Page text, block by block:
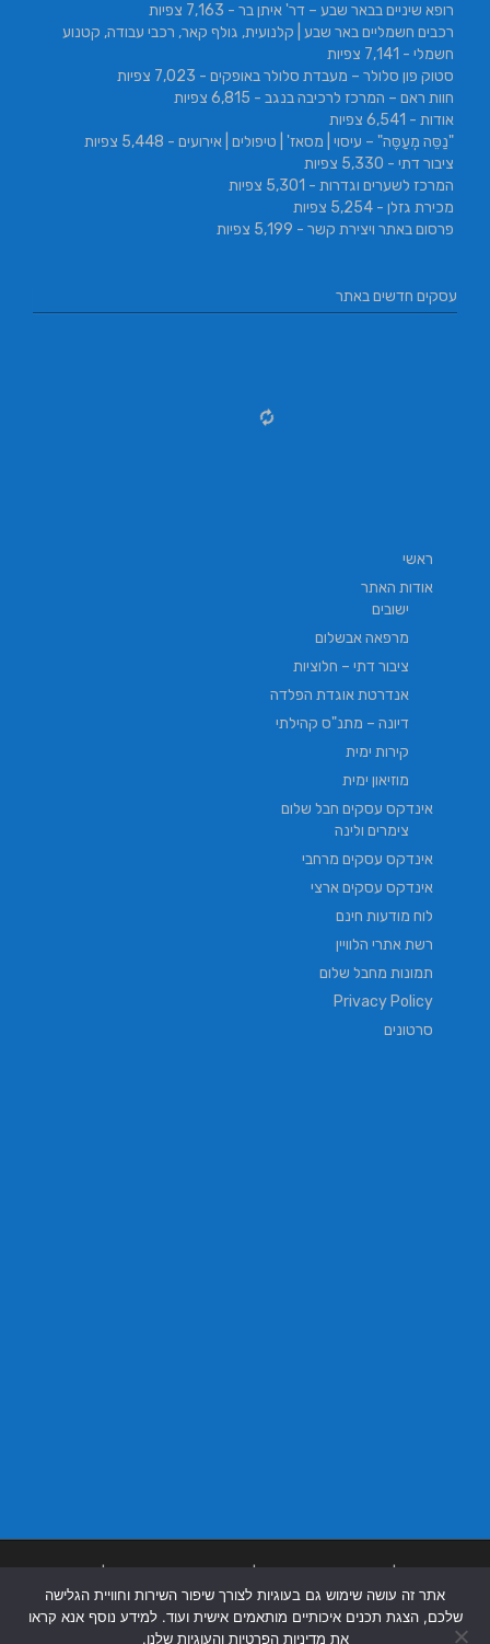
רופא שיניים בבאר שבע – דר' איתן בר - 7,163 צפיות
רכבים חשמליים באר שבע | קלנועית, גולף קאר, רכבי עבודה, קטנוע
חשמלי - 7,141 צפיות
סטוק פון סלולר – מעבדת סלולר באופקים - 7,023 צפיות
חוות ראם – המרכז לרכיבה בנגב - 6,815 צפיות
אודות - 6,541 צפיות
"נַסֵּה מְעַסֶּה" – עיסוי | מסאז' | טיפולים | אירועים - 5,448 צפיות
ציבור דתי - 5,330 צפיות
המרכז לשערים וגדרות - 5,301 צפיות
מכירת גזלן - 5,254 צפיות
פרסום באתר ויצירת קשר - 5,199 צפיות
עסקים חדשים באתר
ראשי
אודות האתר
ישובים
מרפאה אבשלום
ציבור דתי – חלוציות
אנדרטת אוגדת הפלדה
דיונה – מתנ"ס קהילתי
קירות ימית
מוזיאון ימית
אינדקס עסקים חבל שלום
צימרים ולינה
אינדקס עסקים מרחבי
אינדקס עסקים ארצי
לוח מודעות חינם
רשת אתרי הלוויין
תמונות מחבל שלום
Privacy Policy
סרטונים
בבאר שבע |
אתר זה עושה שימוש גם בעוגיות לצורך שיפור השירות וחוויית הגלישה
שלכם, הצגת תכנים איכותיים מותאמים אישית ועוד. למידע נוסף אנא קראו
את מדיניות הפרטיות והעוגיות שלנו.